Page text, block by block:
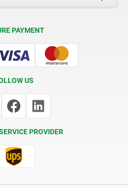
PAYMENT
US
PROVIDER